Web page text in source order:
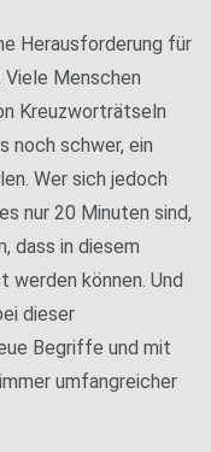
Herausforderung für
Menschen
Kreuzworträtseln
noch schwer, ein
Wer sich jedoch
nur 20 Minuten sind,
dass in diesem
werden können. Und
dieser
Begriffe und mit
umfangreicher